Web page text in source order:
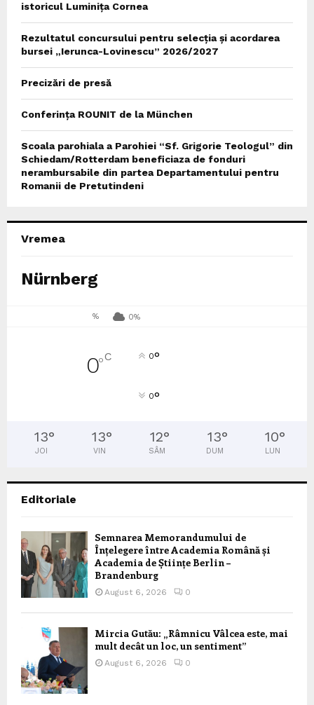
istoricul Luminița Cornea
Rezultatul concursului pentru selecția și acordarea
bursei „Ierunca-Lovinescu” 2026/2027
Precizări de presă
Conferința ROUNIT de la München
Scoala parohiala a Parohiei “Sf. Grigorie Teologul” din
Schiedam/Rotterdam beneficiaza de fonduri
nerambursabile din partea Departamentului pentru
Romanii de Pretutindeni
Vremea
Nürnberg
% 0%
0°C 0°
0°
13°
JOI
13°
VIN
12°
SÂM
13°
DUM
10°
LUN
Editoriale
Semnarea Memorandumului de
Înțelegere între Academia Română și
Academia de Științe Berlin –
Brandenburg
August 6, 2026 0
Mircia Gutău: „Râmnicu Vâlcea este, mai
mult decât un loc, un sentiment”
August 6, 2026 0